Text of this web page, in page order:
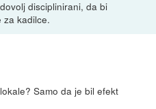
disciplinirani, da bi
za kadilce.
Samo da je bil efekt